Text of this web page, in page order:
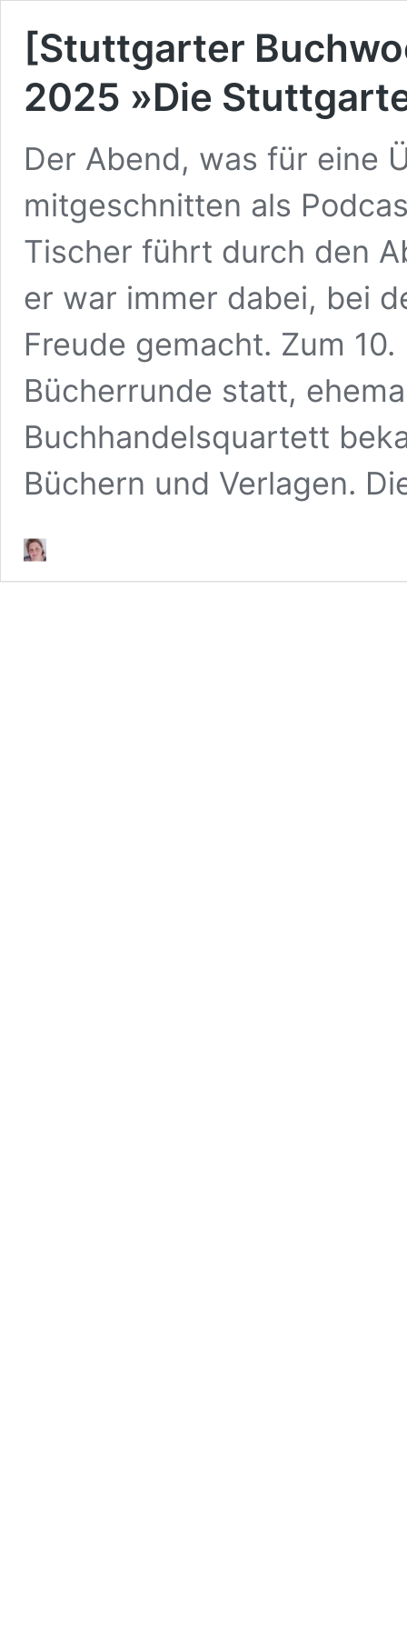
[Stuttgarter
2025 »Die
Der Abend, was für eine
mitgeschnitten als
Tischer führt durch den
er war immer dabei, bei
Freude gemacht. Zum
Bücherrunde statt,
Buchhandelsquartett
Büchern und Verlagen.